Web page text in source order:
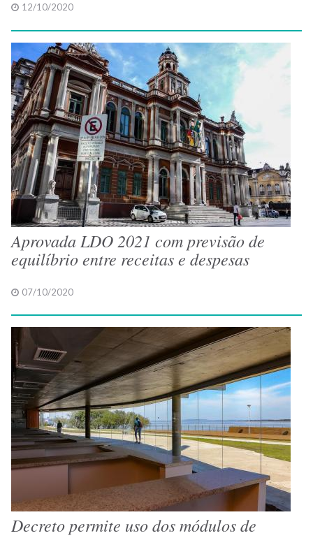
12/10/2020
Aprovada LDO 2021 com previsão de
equilíbrio entre receitas e despesas
07/10/2020
Decreto permite uso dos módulos de